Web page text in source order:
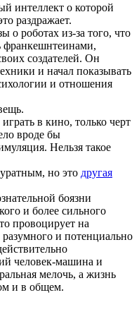
интеллект о которой
раздражает.
о роботах из-за того, что
франкешнтеинами,
создателей. Он
и начал показывать
и отношения
в кино, только черт
вроде бы
Нельзя такое
но это другая
боязни
и более сильного
провоцирует на
и потенциально
человек-машина и
мелочь, а жизнь
и в общем.